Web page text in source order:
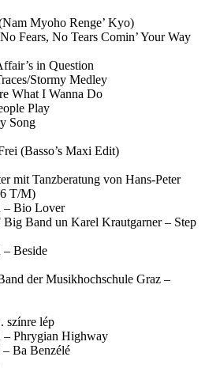
Myoho Renge’ Kyo)
Fears, No Tears Comin’ Your Way
in Question
Stormy Medley
What I Wanna Do
Play
Song
(Basso’s Maxi Edit)
mit Tanzberatung von Hans-Peter
T/M)
– Bio Lover
Band un Karel Krautgarner – Step
Beside
der Musikhochschule Graz –
színre lép
– Phrygian Highway
Ba Benzélé